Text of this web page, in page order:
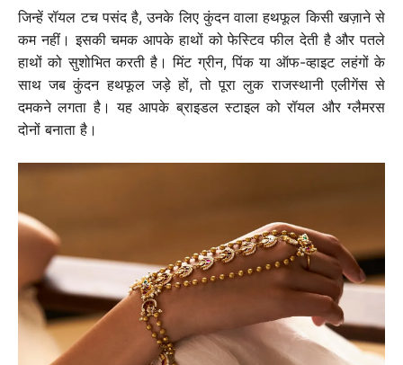
जिन्हें रॉयल टच पसंद है, उनके लिए कुंदन वाला हथफूल किसी खज़ाने से
कम नहीं। इसकी चमक आपके हाथों को फेस्टिव फील देती है और पतले
हाथों को सुशोभित करती है। मिंट ग्रीन, पिंक या ऑफ-व्हाइट लहंगों के
साथ जब कुंदन हथफूल जड़े हों, तो पूरा लुक राजस्थानी एलीगेंस से
दमकने लगता है। यह आपके ब्राइडल स्टाइल को रॉयल और ग्लैमरस
दोनों बनाता है।